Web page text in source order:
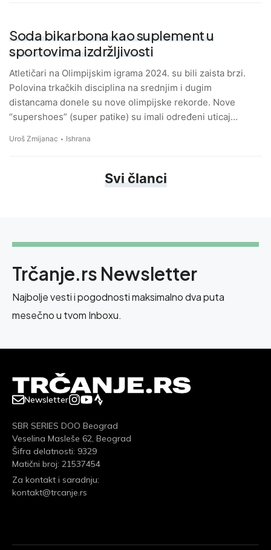
Soda bikarbona kao suplement u
sportovima izdržljivosti
Atletičari na Olimpijskim igrama 2024. su bili zaista brzi.
Polovina trkačkih disciplina na srednjim i dugim
distancama donele su nove olimpijske rekorde. Nove
“supershoes” (super patike) su imali određeni uticaj…
Uroš Zmijanac Ishrana
Svi članci
Trčanje.rs Newsletter
Najbolje vesti i pogodnosti maksimalno dva puta
mesečno u tvom Inboxu.
Newsletter
SBR SERIES DOO Beograd
Veselina Masleše 62, Beograd
Šifra delatnosti: 9329
Matični broj: 21537454
Za kontakt i saradnju:
kontakt@trcanje.rs